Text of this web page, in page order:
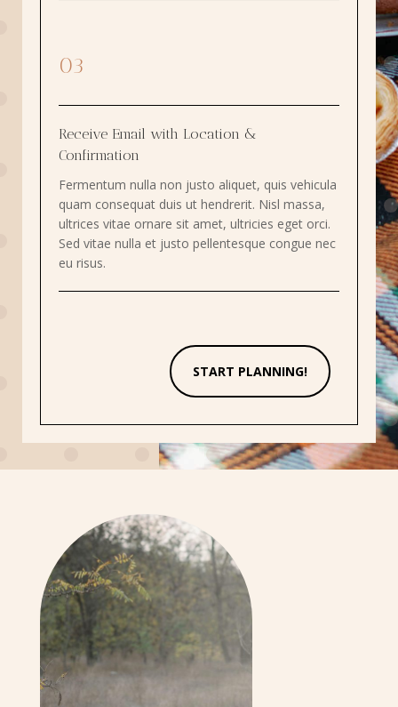
03
Receive Email with Location &
Confirmation
Fermentum nulla non justo aliquet, quis vehicula
quam consequat duis ut hendrerit. Nisl massa,
ultrices vitae ornare sit amet, ultricies eget orci.
Sed vitae nulla et justo pellentesque congue nec
eu risus.
START PLANNING!